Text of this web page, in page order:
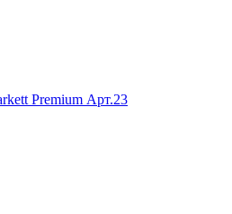
Premium Арт.23